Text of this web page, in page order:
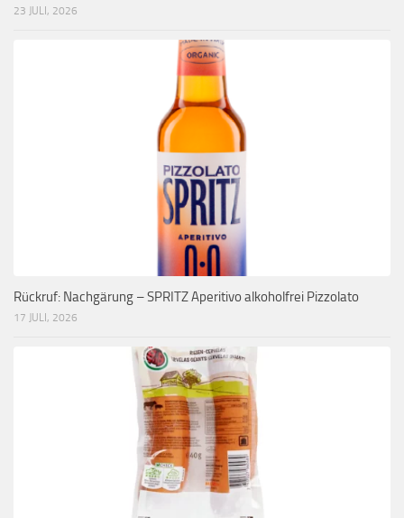
23 JULI, 2026
Rückruf: Nachgärung – SPRITZ Aperitivo alkoholfrei Pizzolato
17 JULI, 2026